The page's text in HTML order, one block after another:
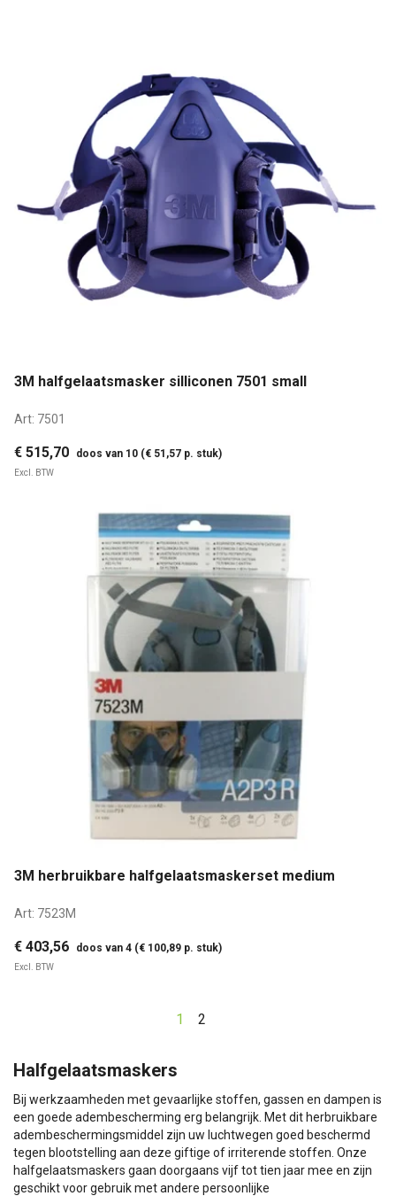
3M halfgelaatsmasker silliconen 7501 small
Art: 7501
€ 515,70 doos van 10 (€ 51,57 p. stuk)
Excl. BTW
3M herbruikbare halfgelaatsmaskerset medium
Art: 7523M
€ 403,56 doos van 4 (€ 100,89 p. stuk)
Excl. BTW
1 2
Halfgelaatsmaskers
Bij werkzaamheden met gevaarlijke stoffen, gassen en dampen is
een goede adembescherming erg belangrijk. Met dit herbruikbare
adembeschermingsmiddel zijn uw luchtwegen goed beschermd
tegen blootstelling aan deze giftige of irriterende stoffen. Onze
halfgelaatsmaskers gaan doorgaans vijf tot tien jaar mee en zijn
geschikt voor gebruik met andere persoonlijke